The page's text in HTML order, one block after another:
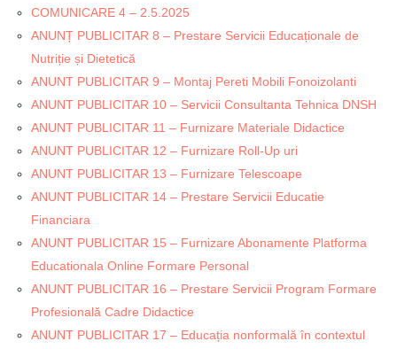
COMUNICARE 4 – 2.5.2025
ANUNȚ PUBLICITAR 8 – Prestare Servicii Educaționale de
Nutriție și Dietetică
ANUNT PUBLICITAR 9 – Montaj Pereti Mobili Fonoizolanti
ANUNT PUBLICITAR 10 – Servicii Consultanta Tehnica DNSH
ANUNT PUBLICITAR 11 – Furnizare Materiale Didactice
ANUNT PUBLICITAR 12 – Furnizare Roll-Up uri
ANUNT PUBLICITAR 13 – Furnizare Telescoape
ANUNT PUBLICITAR 14 – Prestare Servicii Educatie
Financiara
ANUNT PUBLICITAR 15 – Furnizare Abonamente Platforma
Educationala Online Formare Personal
ANUNT PUBLICITAR 16 – Prestare Servicii Program Formare
Profesională Cadre Didactice
ANUNT PUBLICITAR 17 – Educația nonformală în contextul